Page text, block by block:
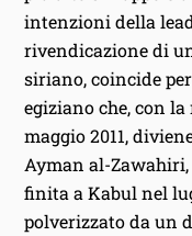
intenzioni della
rivendicazione di
siriano, coincide
egiziano che, con
maggio 2011,
Ayman al-
finita a Kabul nel
polverizzato da un